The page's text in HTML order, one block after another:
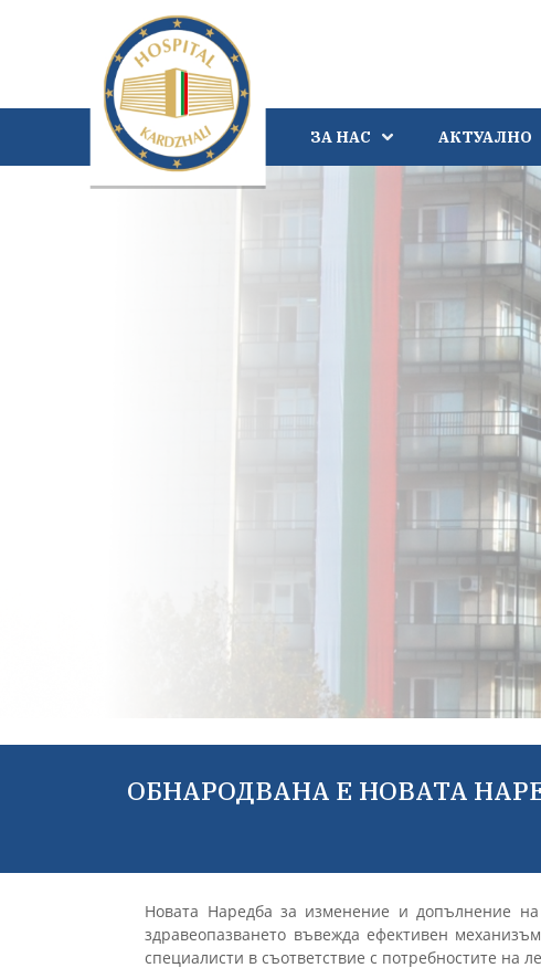
ЗА НАС АКТУАЛНО
ОБНАРОДВАНА Е НОВАТА
Новата Наредба за изменение и допълнение
здравеопазването въвежда ефективен
специалисти в съответствие с потребностите на